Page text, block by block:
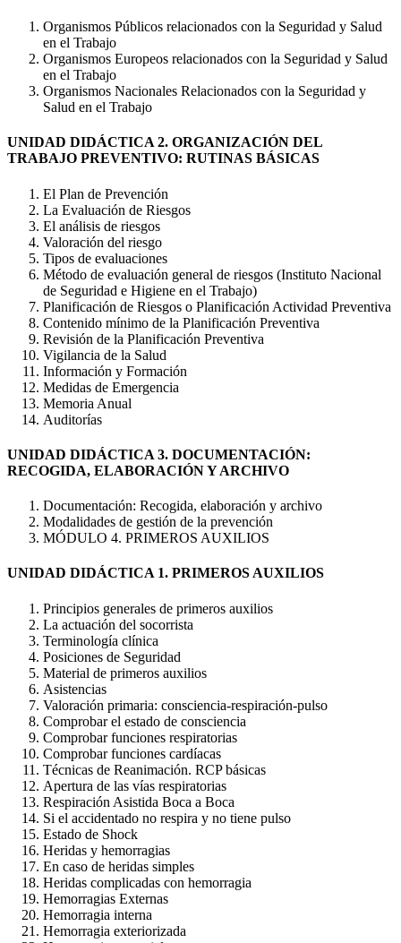
Organismos Públicos relacionados con la Seguridad y Salud
en el Trabajo
Organismos Europeos relacionados con la Seguridad y Salud
en el Trabajo
Organismos Nacionales Relacionados con la Seguridad y
Salud en el Trabajo
UNIDAD DIDÁCTICA 2. ORGANIZACIÓN DEL
TRABAJO PREVENTIVO: RUTINAS BÁSICAS
El Plan de Prevención
La Evaluación de Riesgos
El análisis de riesgos
Valoración del riesgo
Tipos de evaluaciones
Método de evaluación general de riesgos (Instituto Nacional
de Seguridad e Higiene en el Trabajo)
Planificación de Riesgos o Planificación Actividad Preventiva
Contenido mínimo de la Planificación Preventiva
Revisión de la Planificación Preventiva
Vigilancia de la Salud
Información y Formación
Medidas de Emergencia
Memoria Anual
Auditorías
UNIDAD DIDÁCTICA 3. DOCUMENTACIÓN:
RECOGIDA, ELABORACIÓN Y ARCHIVO
Documentación: Recogida, elaboración y archivo
Modalidades de gestión de la prevención
MÓDULO 4. PRIMEROS AUXILIOS
UNIDAD DIDÁCTICA 1. PRIMEROS AUXILIOS
Principios generales de primeros auxilios
La actuación del socorrista
Terminología clínica
Posiciones de Seguridad
Material de primeros auxilios
Asistencias
Valoración primaria: consciencia-respiración-pulso
Comprobar el estado de consciencia
Comprobar funciones respiratorias
Comprobar funciones cardíacas
Técnicas de Reanimación. RCP básicas
Apertura de las vías respiratorias
Respiración Asistida Boca a Boca
Si el accidentado no respira y no tiene pulso
Estado de Shock
Heridas y hemorragias
En caso de heridas simples
Heridas complicadas con hemorragia
Hemorragias Externas
Hemorragia interna
Hemorragia exteriorizada